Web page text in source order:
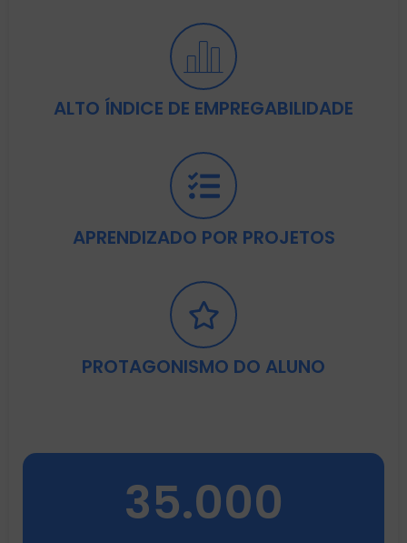
ALTO ÍNDICE DE EMPREGABILIDADE
APRENDIZADO POR PROJETOS
PROTAGONISMO DO ALUNO
35.000